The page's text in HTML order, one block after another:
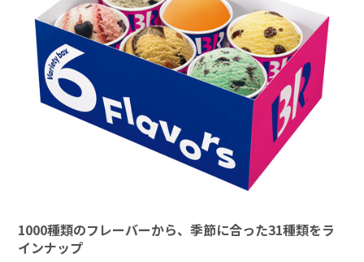
1000種類のフレーバーから、季節に合った31種類をラ
インナップ